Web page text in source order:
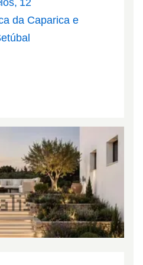
da Caparica e